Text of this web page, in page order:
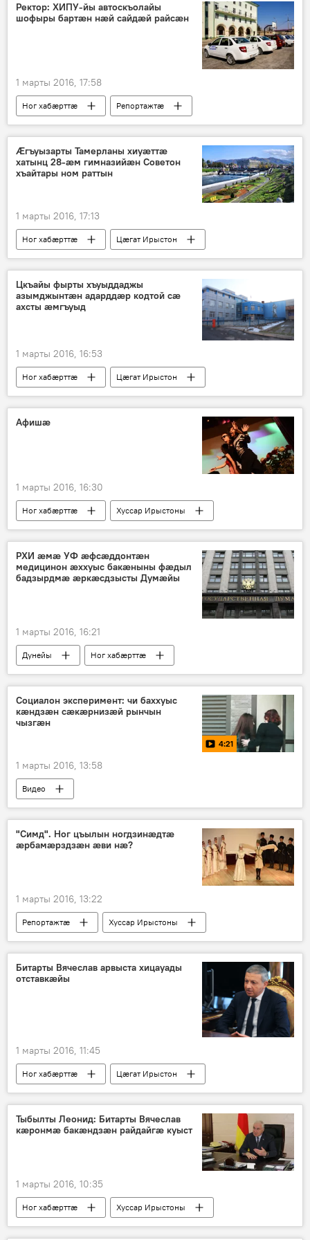
Ректор: ХИПУ-йы автоскъолайы
шофыры бартӕн нӕй сайдӕй райсӕн
1 марты 2016, 17:58
Ног хабӕрттӕ Репортажтӕ
Ӕгъуызарты Тамерланы хиуӕттӕ
хатынц 28-ӕм гимназийӕн Советон
хъайтары ном раттын
1 марты 2016, 17:13
Ног хабӕрттӕ Цӕгат Ирыстон
Цкъайы фырты хъуыддаджы
азымджынтæн адарддæр кодтой сæ
ахсты æмгъуыд
1 марты 2016, 16:53
Ног хабӕрттӕ Цӕгат Ирыстон
Афишӕ
1 марты 2016, 16:30
Ног хабӕрттӕ Хуссар Ирыстоны
РХИ æмæ УФ æфсæддонтæн
медицинон æххуыс бакæныны фæдыл
бадзырдмæ æркæсдзысты Думæйы
1 марты 2016, 16:21
Дунейы Ног хабӕрттӕ
Социалон эксперимент: чи баххуыс
кæндзæн сӕкӕрнизӕй рынчын
чызгӕн
4:21
1 марты 2016, 13:58
Видео
"Симд". Ног цъылын ногдзинӕдтӕ
ӕрбамӕрздзӕн ӕви нӕ?
1 марты 2016, 13:22
Репортажтӕ Хуссар Ирыстоны
Битарты Вячеслав арвыста хицауады
отставкæйы
1 марты 2016, 11:45
Ног хабӕрттӕ Цӕгат Ирыстон
Тыбылты Леонид: Битарты Вячеслав
кæронмæ бакæндзæн райдайгæ куыст
1 марты 2016, 10:35
Ног хабӕрттӕ Хуссар Ирыстоны